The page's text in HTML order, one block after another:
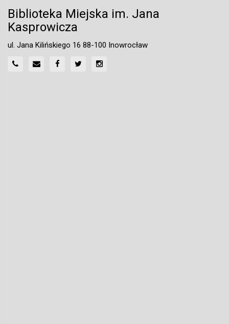
Biblioteka Miejska im. Jana
Kasprowicza
ul. Jana Kilińskiego 16 88-100 Inowrocław